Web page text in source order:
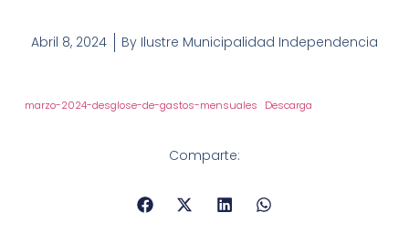
Abril 8, 2024 By Ilustre Municipalidad Independencia
marzo-2024-desglose-de-gastos-mensuales Descarga
Comparte: